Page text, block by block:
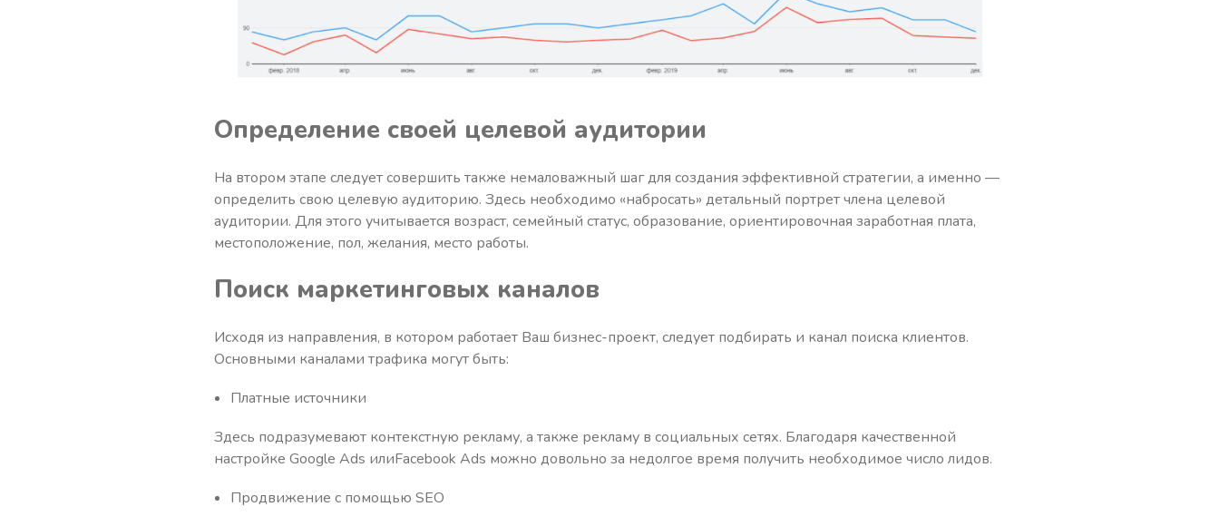
Определение своей целевой аудитории
На втором этапе следует совершить также немаловажный шаг для создания эффективной стратегии, а именно —
определить свою целевую аудиторию. Здесь необходимо «набросать» детальный портрет члена целевой
аудитории. Для этого учитывается возраст, семейный статус, образование, ориентировочная заработная плата,
местоположение, пол, желания, место работы.
Поиск маркетинговых каналов
Исходя из направления, в котором работает Ваш бизнес-проект, следует подбирать и канал поиска клиентов.
Основными каналами трафика могут быть:
Платные источники
Здесь подразумевают контекстную рекламу, а также рекламу в социальных сетях. Благодаря качественной
настройке Google Ads илиFacebook Ads можно довольно за недолгое время получить необходимое число лидов.
Продвижение с помощью SEO